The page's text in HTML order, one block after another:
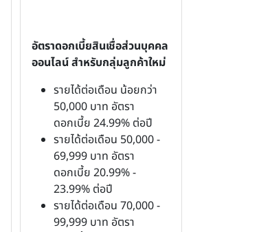
อัตราดอกเบี้ยสินเชื่อส่วนบุคคล
ออนไลน์ สำหรับกลุ่มลูกค้าใหม่
รายได้ต่อเดือน น้อยกว่า
50,000 บาท อัตรา
ดอกเบี้ย 24.99% ต่อปี
รายได้ต่อเดือน 50,000 -
69,999 บาท อัตรา
ดอกเบี้ย 20.99% -
23.99% ต่อปี
รายได้ต่อเดือน 70,000 -
99,999 บาท อัตรา